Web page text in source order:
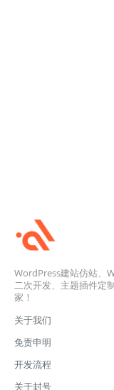
WordPress建站仿站、
二次开发、主题插件定
家！
关于我们
免责申明
开发流程
关于封号